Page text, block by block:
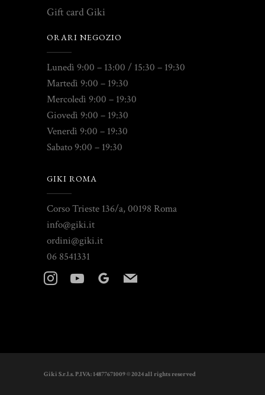
Gift card Giki
ORARI NEGOZIO
Lunedì 9:00 – 13:00 / 15:30 – 19:30
Martedì 9:00 – 19:30
Mercoledì 9:00 – 19:30
Giovedì 9:00 – 19:30
Venerdì 9:00 – 19:30
Sabato 9:00 – 19:30
GIKI ROMA
Corso Trieste 136/a, 00198 Roma
info@giki.it
ordini@giki.it
06 8541331
instagramyoutubegoogleplus
mail
Giki S.r.l.s. P.IVA: 14877671009 © 2024 all rights reserved